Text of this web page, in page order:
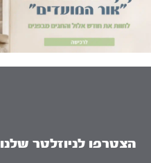
הצטרפו לניוזלטר שלנו